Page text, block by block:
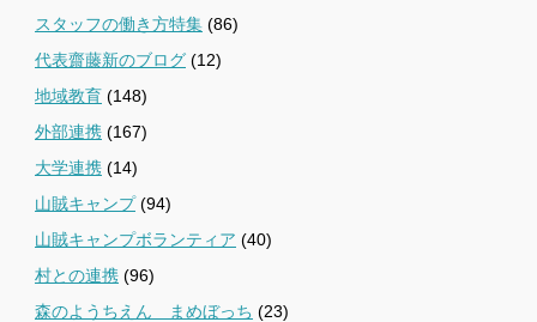
スタッフの働き方特集 (86)
代表齋藤新のブログ (12)
地域教育 (148)
外部連携 (167)
大学連携 (14)
山賊キャンプ(94)
山賊キャンプボランティア (40)
村との連携 (96)
森のようちえん まめぼっち (23)